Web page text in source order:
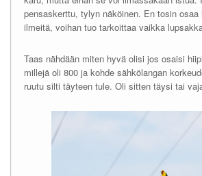
pensaskerttu, tylyn näköinen. En tosin osaa
ilmeitä, voihan tuo tarkoittaa vaikka
Taas nähdään miten hyvä olisi jos osaisi
millejä oli 800 ja kohde sähkölangan
ruutu silti täyteen tule. Oli sitten täysi tai